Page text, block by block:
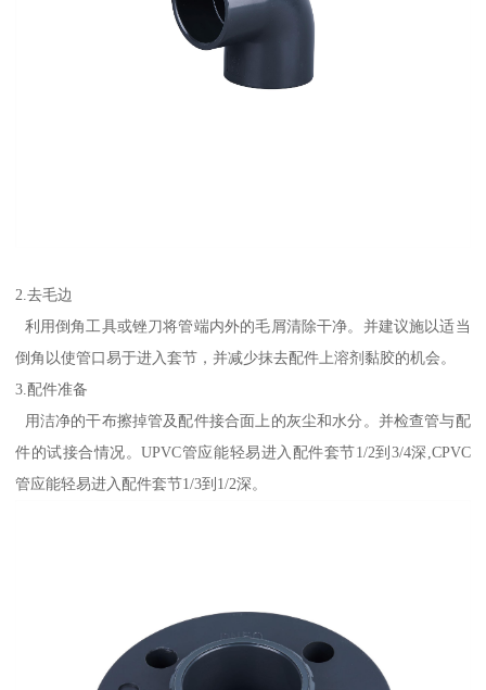
2.去毛边
利用倒角工具或锉刀将管端内外的毛屑清除干净。并建议施以适当
倒角以使管口易于进入套节，并减少抹去配件上溶剂黏胶的机会。
3.配件准备
用洁净的干布擦掉管及配件接合面上的灰尘和水分。并检查管与配
件的试接合情况。UPVC管应能轻易进入配件套节1/2到3/4深,CPVC
管应能轻易进入配件套节1/3到1/2深。